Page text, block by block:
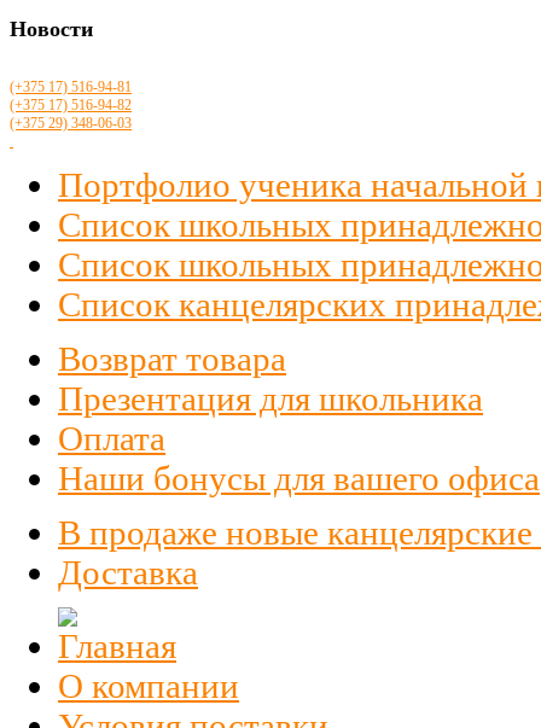
Новости
(+375 17) 516-94-81
(+375 17) 516-94-82
(+375 29) 348-06-03
Портфолио ученика
Список школьных
Список школьных
Список канцелярских
Возврат товара
Презентация для школьника
Оплата
Наши бонусы для вашего офиса
В продаже новые
Доставка
О компании